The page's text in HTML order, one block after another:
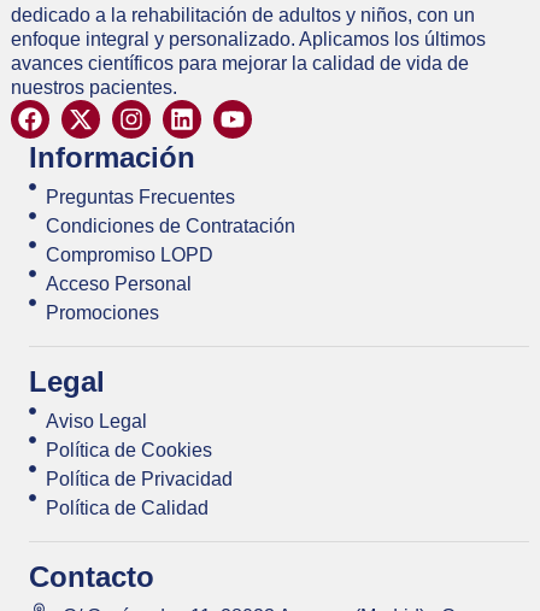
dedicado a la rehabilitación de adultos y niños, con un
enfoque integral y personalizado. Aplicamos los últimos
avances científicos para mejorar la calidad de vida de
nuestros pacientes.
Información
Preguntas Frecuentes
Condiciones de Contratación
Compromiso LOPD
Acceso Personal
Promociones
Legal
Aviso Legal
Política de Cookies
Política de Privacidad
Política de Calidad
Contacto